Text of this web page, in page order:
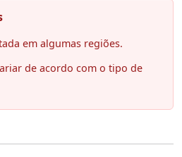
em algumas regiões.
de acordo com o tipo de